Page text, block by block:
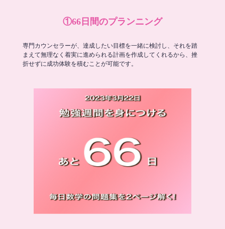
①66日間のプランニング
専門カウンセラーが、達成したい目標を一緒に検討し、それを踏
まえて無理なく着実に進められる計画を作成してくれるから、挫
折せずに成功体験を積むことが可能です。